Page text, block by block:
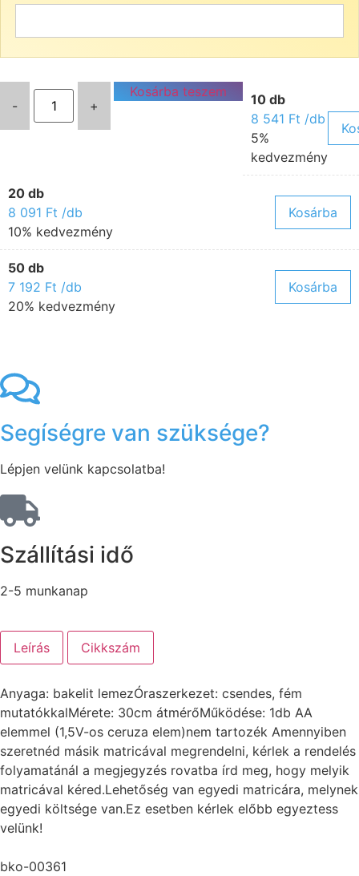
- +
Kosárba teszem
10 db
8 541 Ft /db
5%
kedvezmény
20 db
8 091 Ft /db
10% kedvezmény
Kosárba
50 db
7 192 Ft /db
20% kedvezmény
Kosárba
Segíségre van szüksége?
Lépjen velünk kapcsolatba!
Szállítási idő
2-5 munkanap
Leírás Cikkszám
Anyaga: bakelit lemezÓraszerkezet: csendes, fém
mutatókkalMérete: 30cm átmérőMűködése: 1db AA
elemmel (1,5V-os ceruza elem)nem tartozék Amennyiben
szeretnéd másik matricával megrendelni, kérlek a rendelés
folyamatánál a megjegyzés rovatba írd meg, hogy melyik
matricával kéred.Lehetőség van egyedi matricára, melynek
egyedi költsége van.Ez esetben kérlek előbb egyeztess
velünk!
bko-00361